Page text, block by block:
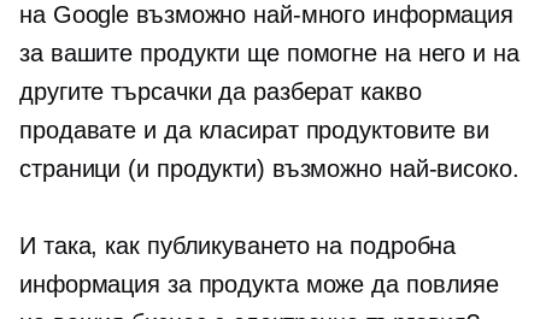
на Google възможно най-много информация
за вашите продукти ще помогне на него и на
другите търсачки да разберат какво
продавате и да класират продуктовите ви
страници (и продукти) възможно най-високо.
И така, как публикуването на подробна
информация за продукта може да повлияе